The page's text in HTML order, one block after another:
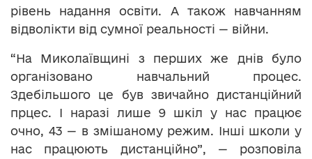
рівень надання освіти. А також навчанням
відволікти від сумної реальності — війни.
“На Миколаївщині з перших же днів було
організовано навчальний процес.
Здебільшого це був звичайно дистанційний
прцес. І наразі лише 9 шкіл у нас працює
очно, 43 — в змішаному режим. Інші школи у
нас працюють дистанційно”, — розповіла